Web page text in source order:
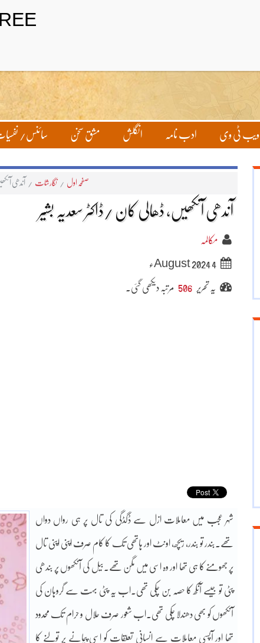
ویب ٹی وی ادب نامہ انگلش مشق سخن سائنس/
صفحہ اول / نگارشات / آندھی
آندھی آنکھیں، ڈھالی کان /ڈاکٹر سعدیہ بشیر
مکالمہ
4 August 2024ء
یہ تحریر 506 مرتبہ دیکھی گئی۔
شہر عجب میں معاملات ازل سے ڈگڈگی کی تال پر ہی رواں دواں
تھے۔بندر تو بندر، ریچھ، اونٹ اور ہاتھی تک کا کام صرف اپنی اپنی تال
پر جھومنے کا ہی تھا اور وہ اسی میں مگن تھے۔بیل کی آنکھوں پر بندھی
پٹی تو جیسے آنکھ کا حصہ بن چکی تھی۔اب یہ پٹی بہت سے گروہان کی
آنکھوں کو بھی دھندلا چکی تھی۔اب شعور صرف حلال و حرام تک محدود
تھا اور آپسی معاملات سے انسانی تعلقات کو اسی پیمانے پر تولنے کا